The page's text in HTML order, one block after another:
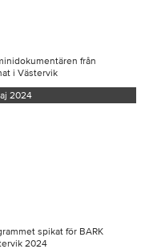
från
i Västervik
2024
spikat för BARK
2024